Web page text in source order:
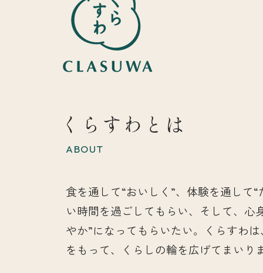
くらすわとは
ABOUT
食を通して“おいしく”、体験を通して“
い時間を過ごしてもらい、そして、心
やか”になってもらいたい。くらすわ
をもって、くらしの輪を広げてまいりま